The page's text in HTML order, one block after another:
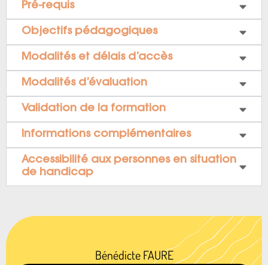
Pré-requis
Objectifs pédagogiques
Modalités et délais d’accès
Modalités d’évaluation
Validation de la formation
Informations complémentaires
Accessibilité aux personnes en situation
de handicap
Bénédicte FAURE